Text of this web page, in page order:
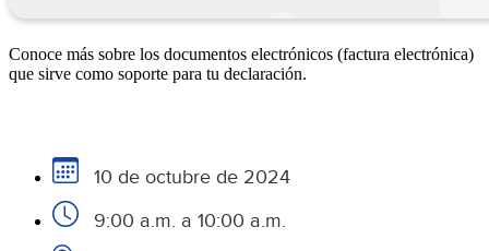
Conoce más sobre los documentos electrónicos (factura electrónica)
que sirve como soporte para tu declaración.
10 de octubre de 2024
9:00 a.m. a 10:00 a.m.